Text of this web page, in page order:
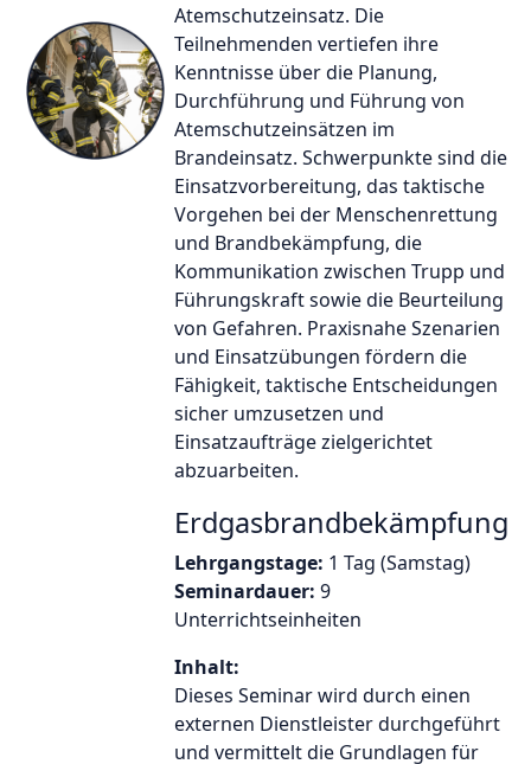
Atemschutzeinsatz. Die
Teilnehmenden vertiefen ihre
Kenntnisse über die Planung,
Durchführung und Führung von
Atemschutzeinsätzen im
Brandeinsatz. Schwerpunkte sind die
Einsatzvorbereitung, das taktische
Vorgehen bei der Menschenrettung
und Brandbekämpfung, die
Kommunikation zwischen Trupp und
Führungskraft sowie die Beurteilung
von Gefahren. Praxisnahe Szenarien
und Einsatzübungen fördern die
Fähigkeit, taktische Entscheidungen
sicher umzusetzen und
Einsatzaufträge zielgerichtet
abzuarbeiten.
Erdgasbrandbekämpfung
Lehrgangstage: 1 Tag (Samstag)
Seminardauer: 9
Unterrichtseinheiten
Inhalt:
Dieses Seminar wird durch einen
externen Dienstleister durchgeführt
und vermittelt die Grundlagen für